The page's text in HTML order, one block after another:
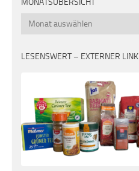
MONATSÜBERSICHT
Monatsübersicht
LESENSWERT – EXTERNER LINK